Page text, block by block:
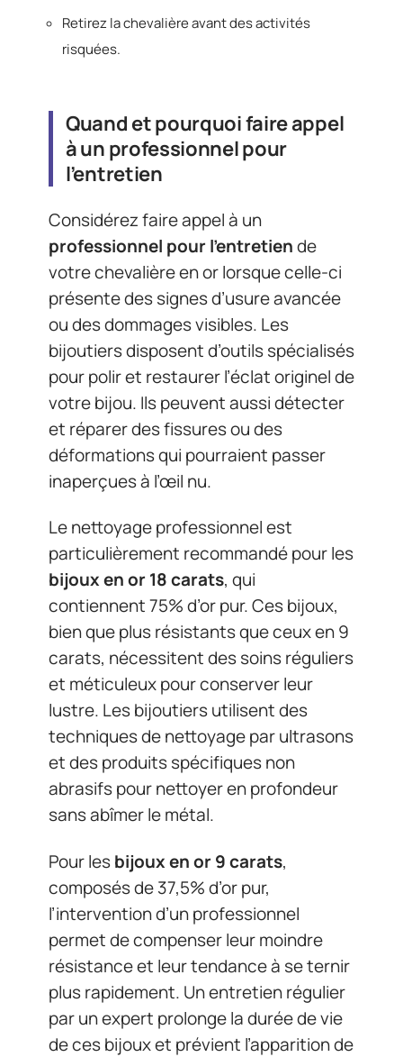
Retirez la chevalière avant des activités
risquées.
Quand et pourquoi faire appel
à un professionnel pour
l’entretien
Considérez faire appel à un
professionnel pour l’entretiende
votre chevalière en or lorsque celle-ci
présente des signes d’usure avancée
ou des dommages visibles. Les
bijoutiers disposent d’outils spécialisés
pour polir et restaurer l’éclat originel de
votre bijou. Ils peuvent aussi détecter
et réparer des fissures ou des
déformations qui pourraient passer
inaperçues à l’œil nu.
Le nettoyage professionnel est
particulièrement recommandé pour les
bijoux en or 18 carats, qui
contiennent 75% d’or pur. Ces bijoux,
bien que plus résistants que ceux en 9
carats, nécessitent des soins réguliers
et méticuleux pour conserver leur
lustre. Les bijoutiers utilisent des
techniques de nettoyage par ultrasons
et des produits spécifiques non
abrasifs pour nettoyer en profondeur
sans abîmer le métal.
Pour lesbijoux en or 9 carats,
composés de 37,5% d’or pur,
l’intervention d’un professionnel
permet de compenser leur moindre
résistance et leur tendance à se ternir
plus rapidement. Un entretien régulier
par un expert prolonge la durée de vie
de ces bijoux et prévient l’apparition de